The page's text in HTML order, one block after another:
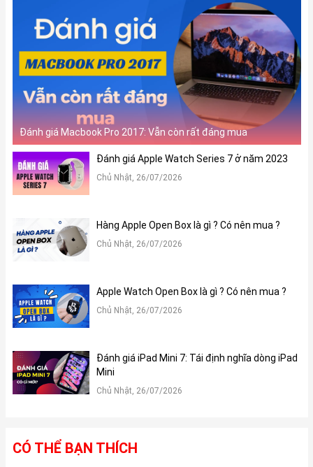
Đánh giá Macbook Pro 2017: Vẫn còn rất đáng mua
Đánh giá Apple Watch Series 7 ở năm 2023
Chủ Nhật, 26/07/2026
Hàng Apple Open Box là gì ? Có nên mua ?
Chủ Nhật, 26/07/2026
Apple Watch Open Box là gì ? Có nên mua ?
Chủ Nhật, 26/07/2026
Đánh giá iPad Mini 7: Tái định nghĩa dòng iPad
Mini
Chủ Nhật, 26/07/2026
CÓ THỂ BẠN THÍCH